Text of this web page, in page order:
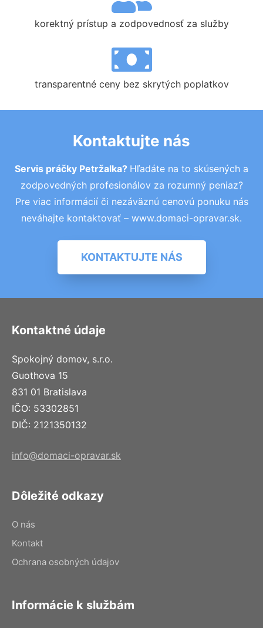
korektný prístup a zodpovednosť za služby
transparentné ceny bez skrytých poplatkov
Kontaktujte nás
Servis práčky Petržalka? Hľadáte na to skúsených a
zodpovedných profesionálov za rozumný peniaz?
Pre viac informácií či nezáväznú cenovú ponuku nás
neváhajte kontaktovať – www.domaci-opravar.sk.
KONTAKTUJTE NÁS
Kontaktné údaje
Spokojný domov, s.r.o.
Guothova 15
831 01 Bratislava
IČO: 53302851
DIČ: 2121350132
info@domaci-opravar.sk
Dôležité odkazy
O nás
Kontakt
Ochrana osobných údajov
Informácie k službám